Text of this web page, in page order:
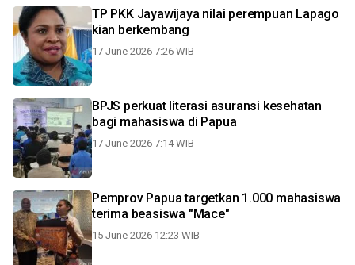
TP PKK Jayawijaya nilai perempuan Lapago
kian berkembang
17 June 2026 7:26 WIB
BPJS perkuat literasi asuransi kesehatan
bagi mahasiswa di Papua
17 June 2026 7:14 WIB
Pemprov Papua targetkan 1.000 mahasiswa
terima beasiswa "Mace"
15 June 2026 12:23 WIB